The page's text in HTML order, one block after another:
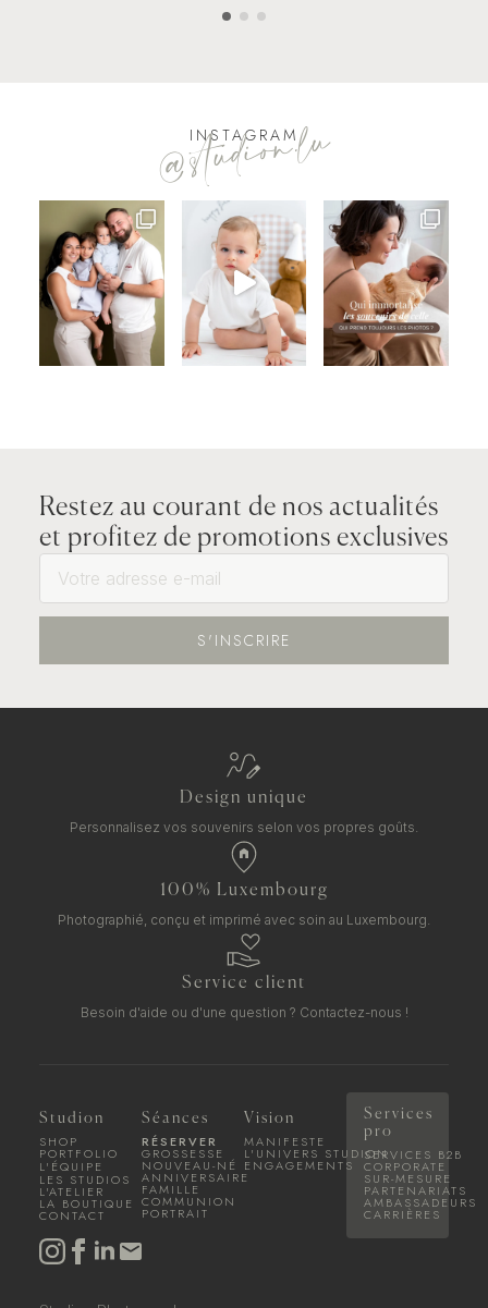
INSTAGRAM
@studion.lu
Restez au courant de nos actualités
et profitez de promotions exclusives
S'INSCRIRE
Design unique
Personnalisez vos souvenirs selon vos propres goûts.
100% Luxembourg
Photographié, conçu et imprimé avec soin au Luxembourg.
Service client
Besoin d'aide ou d'une question ? Contactez-nous !
Studion
SHOP
PORTFOLIO
L'ÉQUIPE
LES STUDIOS
L'ATELIER
LA BOUTIQUE
CONTACT
Séances
RÉSERVER
GROSSESSE
NOUVEAU-NÉ
ANNIVERSAIRE
FAMILLE
COMMUNION
PORTRAIT
Vision
MANIFESTE
L'UNIVERS STUDION
ENGAGEMENTS
Services
pro
SERVICES B2B
CORPORATE
SUR-MESURE
PARTENARIATS
AMBASSADEURS
CARRIÈRES